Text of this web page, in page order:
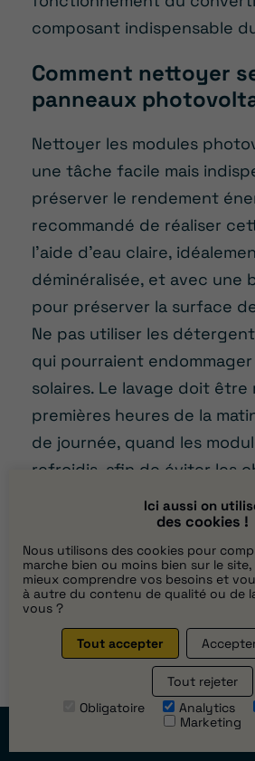
Ici aussi on
des cookies !
Nous utilisons des cookies pour
marche bien ou moins bien sur le
mieux comprendre vos besoins et
à autre du contenu de qualité ou de
vous ?
Tout accepter
Tout rejeter
Obligatoire
Analytics
Marketing
rendez-vous
composant indispensable
Comment nettoyer
panneaux
Nettoyer les modules
une tâche facile mais
préserver le rendement
recommandé de réaliser
l’aide d’eau claire,
déminéralisée, et avec une
pour préserver la surface
Ne pas utiliser les
qui pourraient
solaires. Le lavage doit être
premières heures de la
de journée, quand les
refroidis, afin de éviter les
thermiques. Si vos
en hauteur ou peu
préférable de contacter un
pour sécuriser les
Quelle est la
entretenir des
La maintenance d’une
photovoltaïque repose sur